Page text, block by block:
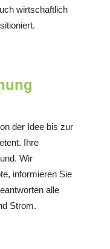
wirtschaftlich
der Idee bis zur
Ihre
Wir
informieren Sie
alle
Strom.